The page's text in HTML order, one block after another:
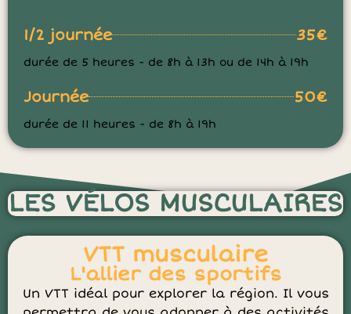
1/2 journée 35€
durée de 5 heures - de 8h à 13h ou de 14h à 19h
Journée 50€
durée de 11 heures - de 8h à 19h
LES VÉLOS MUSCULAIRES
VTT musculaire
L'allier des sportifs
Un VTT idéal pour explorer la région. Il vous